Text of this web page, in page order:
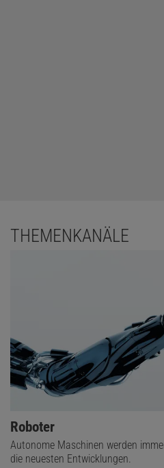
THEMENKANÄLE
Roboter
Autonome Maschinen werden
die neuesten Entwicklungen.